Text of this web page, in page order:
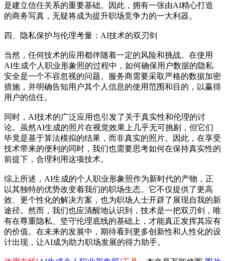
是建立信任关系的重要基础。因此，拥有一张由AI精心打造
的商务写真，无疑将成为提升职场竞争力的一大利器。
四、隐私保护与伦理考量：AI技术的双刃剑
当然，任何技术的应用都伴随着一定的风险和挑战。在使用
AI生成个人职业形象照的过程中，如何确保用户数据的隐私
安全是一个不容忽视的问题。服务商需要采取严格的数据加密
措施，并明确告知用户其个人信息的使用范围和目的，以赢得
用户的信任。
同时，AI技术的广泛应用也引发了关于真实性和伦理的讨
论。虽然AI生成的照片在视觉效果上几乎无可挑剔，但它们
毕竟是基于算法模拟的结果，而非真实的照片。因此，在享受
技术带来的便利的同时，我们也需要思考如何在保持真实性的
前提下，合理利用这项技术。
综上所述，AI生成的个人职业形象照作为新时代的产物，正
以其独特的优势改变着我们的职场生态。它不仅提供了更高
效、更个性化的解决方案，也为职场人士开辟了展现自我的新
途径。然而，我们也应清醒地认识到，技术是一把双刃剑，唯
有在尊重隐私、坚守伦理底线的基础上，才能真正发挥其应有
的价值。在未来的发展中，期待看到更多创新性和人性化的设
计出现，让AI成为助力职场发展的得力助手。